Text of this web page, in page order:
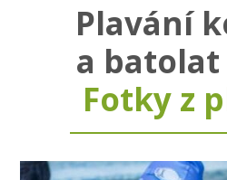
Plavání
a
Fotky z